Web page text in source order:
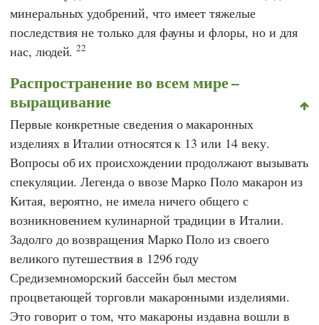
минеральных удобрений, что имеет тяжелые
последствия не только для фауны и флоры, но и для
нас, людей.22
Распространение во всем мире –
выращивание
Первые конкретные сведения о макаронных
изделиях в Италии относятся к 13 или 14 веку.
Вопросы об их происхождении продолжают вызывать
спекуляции. Легенда о ввозе Марко Поло макарон из
Китая, вероятно, не имела ничего общего с
возникновением кулинарной традиции в Италии.
Задолго до возвращения Марко Поло из своего
великого путешествия в 1296 году
Средиземноморский бассейн был местом
процветающей торговли макаронными изделиями.
Это говорит о том, что макароны издавна вошли в